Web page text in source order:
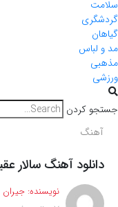
کردن
آهنگ سالار
نویسنده:جیران